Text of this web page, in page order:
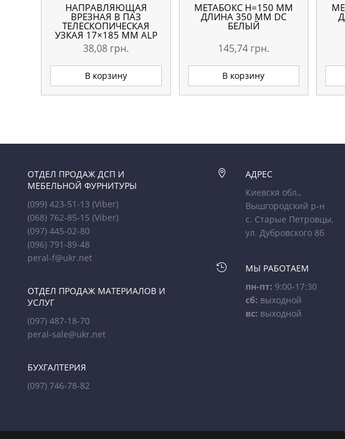
НАПРАВЛЯЮЩАЯ
ВРЕЗНАЯ В ПАЗ
ТЕЛЕСКОПИЧЕСКАЯ
УЗКАЯ 17×185 ММ ALP
38,08 грн.
В корзину
МЕТАБОКС H=150 ММ
ДЛИНА 350 ММ DC
БЕЛЫЙ
145,74 грн.
В корзину
ОТДЕЛ ПРОДАЖ ДСП И
МЕБЕЛЬНОЙ ФУРНИТУРЫ
(099) 423-51-13(Viber)
(068) 762-85-15(Viber)
(097) 445-02-80
(096) 791-89-48
peral-f@ukr.net
ОТДЕЛ ПРОДАЖ МАТЕРИАЛОВ И
УСЛУГ
(097) 487-18-70
peral-sale@ukr.net
БУХГАЛТЕРИЯ
(097) 746-78-82

АДРЕС
Киевскя обл.,
Вышгородский р-н
с. Старые Петровцы,
ул. Дубровского 8б

МЫ РАБОТАЕМ
пн-пт: 9:00-17:30
сб: выходной
вс: выходной